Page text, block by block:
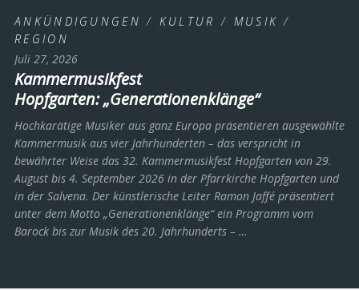
ANKÜNDIGUNGEN / KULTUR / MUSIK /
REGION
Juli 27, 2026
Kammermusikfest
Hopfgarten: „Generationenklänge“
Hochkarätige Musiker aus ganz Europa präsentieren ausgewählte
Kammermusik aus vier Jahrhunderten – das verspricht in
bewährter Weise das 32. Kammermusikfest Hopfgarten von 29.
August bis 4. September 2026 in der Pfarrkirche Hopfgarten und
in der Salvena. Der künstlerische Leiter Ramon Jaffé präsentiert
unter dem Motto „Generationenklänge“ ein Programm vom
Barock bis zur Musik des 20. Jahrhunderts ­– …